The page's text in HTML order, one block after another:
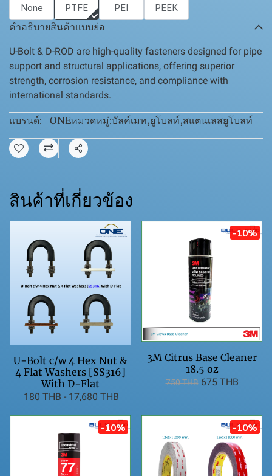
None PTFE PEI PEEK
คำอธิบายสินค้าแบบย่อ
U-Bolt & D-ROD are high-quality fasteners designed for pipe
support and structural applications, offering superior
strength, corrosion resistance, and compliance with
international standards.
แบรนด์: ONEหมวดหมู่:บัลค์เมท,ยูโบลท์,สแตนเลสยูโบลท์
แชร์
สินค้าที่เกี่ยวข้อง
U-Bolt c/w 4 Hex Nut &
4 Flat Washers [SS316]
With D-Flat
180 THB - 17,680 THB
-10%
3M Citrus Base Cleaner
18.5 oz
750 THB 675 THB
-10% -10%